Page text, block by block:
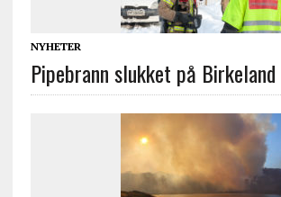
NYHETER
Pipebrann slukket på Birkeland